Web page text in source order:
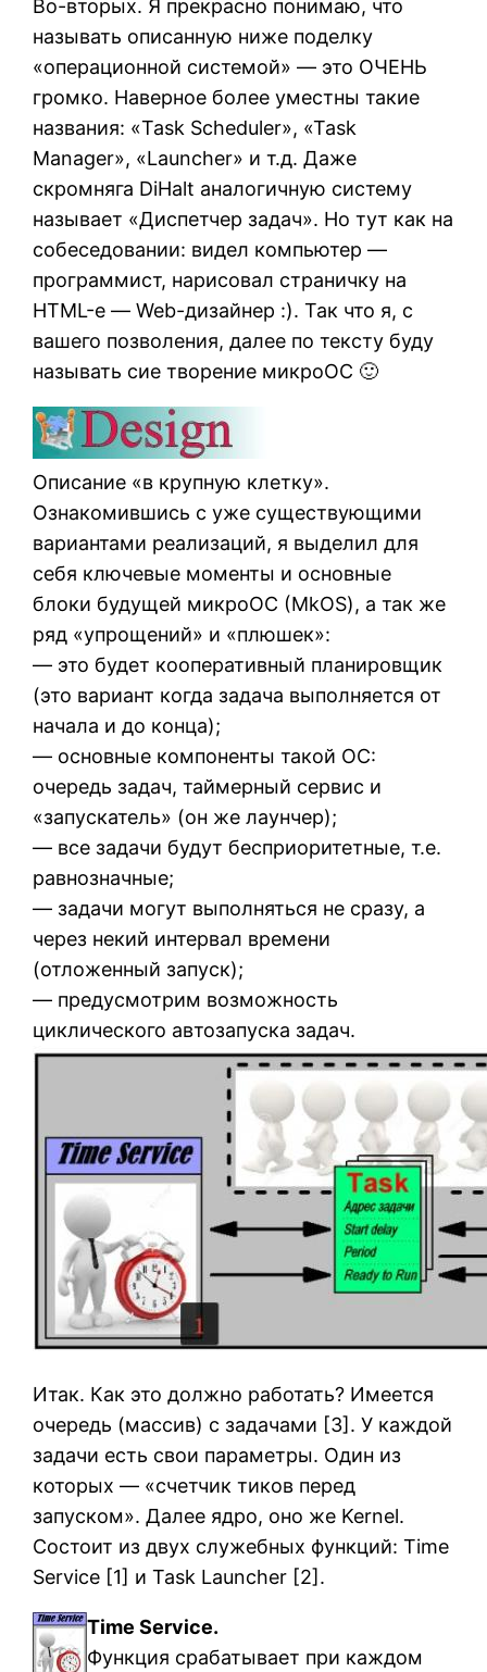
Во-вторых. Я прекрасно понимаю, что
называть описанную ниже поделку
«операционной системой» — это ОЧЕНЬ
громко. Наверное более уместны такие
названия: «Task Scheduler», «Task
Manager», «Launcher» и т.д. Даже
скромняга DiHalt аналогичную систему
называет «Диспетчер задач». Но тут как на
собеседовании: видел компьютер —
программист, нарисовал страничку на
HTML-е — Web-дизайнер :). Так что я, с
вашего позволения, далее по тексту буду
называть сие творение микроОС 🙂
Описание «в крупную клетку».
Ознакомившись с уже существующими
вариантами реализаций, я выделил для
себя ключевые моменты и основные
блоки будущей микроОС (MkOS), а так же
ряд «упрощений» и «плюшек»:
— это будет кооперативный планировщик
(это вариант когда задача выполняется от
начала и до конца);
— основные компоненты такой ОС:
очередь задач, таймерный сервис и
«запускатель» (он же лаунчер);
— все задачи будут бесприоритетные, т.е.
равнозначные;
— задачи могут выполняться не сразу, а
через некий интервал времени
(отложенный запуск);
— предусмотрим возможность
циклического автозапуска задач.
Итак. Как это должно работать? Имеется
очередь (массив) с задачами [3]. У каждой
задачи есть свои параметры. Один из
которых — «счетчик тиков перед
запуском». Далее ядро, оно же Kernel.
Состоит из двух служебных функций: Time
Service [1] и Task Launcher [2].
Time Service.
Функция срабатывает при каждом